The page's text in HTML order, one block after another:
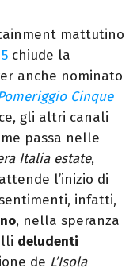
mattutino
chiude la
anche nominato
Cinque
gli altri canali
passa nelle
Italia estate,
l’inizio di
infatti,
, nella speranza
deludenti
de L’Isola